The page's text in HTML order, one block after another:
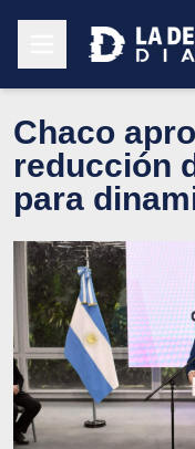
Chaco
reducción
para